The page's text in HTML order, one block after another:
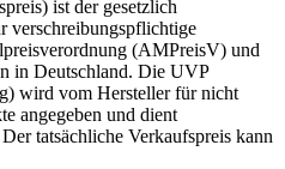
ist der gesetzlich
verschreibungspflichtige
(AMPreisV) und
in Deutschland. Die UVP
wird vom Hersteller für nicht
angegeben und dient
tatsächliche Verkaufspreis kann